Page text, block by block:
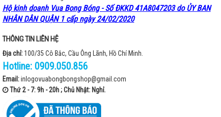
Hộ kinh doanh Vua Bong Bóng - Số ĐKKD 41A8047203 do ỦY BAN
NHÂN DÂN QUẬN 1 cấp ngày 24/02/2020
THÔNG TIN LIÊN HỆ
Địa chỉ:100/35 Cô Bắc, Cầu Ông Lãnh, Hồ Chí Minh.
Hotline: 0909.050.856
Email:inlogovuabongbongshop@gmail.com
Thứ 2 - 7: 9h - 20h ; Chủ Nhật: Nghỉ.